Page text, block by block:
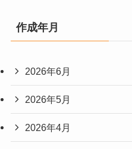
作成年月
2026年6月
2026年5月
2026年4月